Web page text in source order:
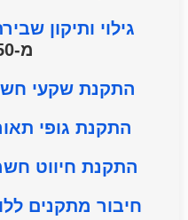
גילוי ותיקון
מ-350 ש"ח
התקנת שקעי
התקנת גופי
התקנת חיווט
חיבור מתקנים